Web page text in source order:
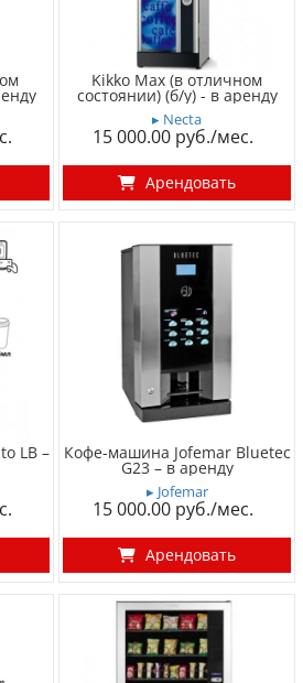
Kikko Max (в отличном
состоянии) (б/у) - в аренду
▸ Necta
15 000.00
Арендовать
LB – Кофе-машина Jofemar Bluetec
G23 – в аренду
▸ Jofemar
15 000.00
Арендовать